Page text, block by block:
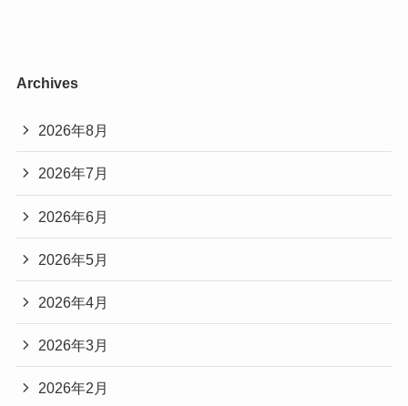
Archives
2026年8月
2026年7月
2026年6月
2026年5月
2026年4月
2026年3月
2026年2月